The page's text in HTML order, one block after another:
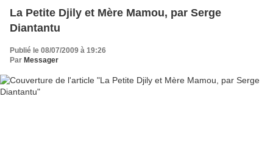
La Petite Djily et Mère Mamou, par Serge
Diantantu
Publié le 08/07/2009 à 19:26
Par Messager